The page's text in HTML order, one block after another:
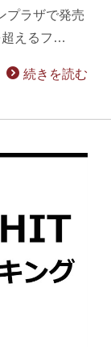
プラザで発売
超えるフ…
続きを読む